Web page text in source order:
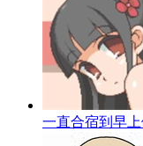
一直合宿到早